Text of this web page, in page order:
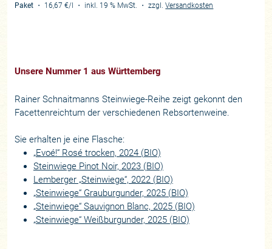
Paket ・ 16,67 €/l ・ inkl. 19 % MwSt. ・zzgl.Versandkosten
Unsere Nummer 1 aus Württemberg
Rainer Schnaitmanns Steinwiege-Reihe zeigt gekonnt den
Facettenreichtum der verschiedenen Rebsortenweine.
Sie erhalten je eine Flasche:
„Evoé!“ Rosé trocken, 2024 (BIO)
Steinwiege Pinot Noir, 2023 (BIO)
Lemberger „Steinwiege“, 2022 (BIO)
„Steinwiege“ Grauburgunder, 2025 (BIO)
„Steinwiege“ Sauvignon Blanc, 2025 (BIO)
„Steinwiege“ Weißburgunder, 2025 (BIO)